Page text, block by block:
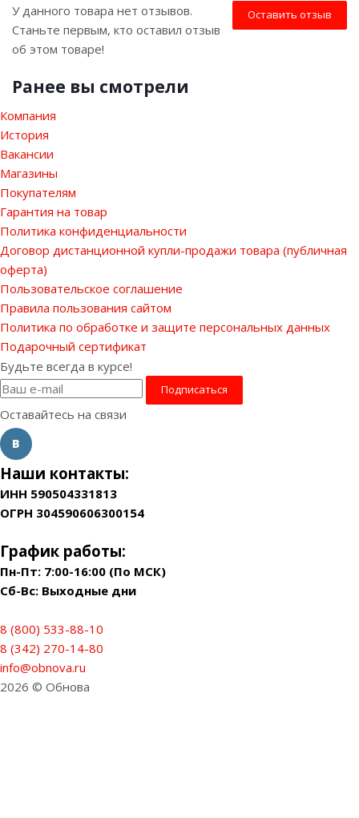
Оставить отзыв
У данного товара нет отзывов.
Станьте первым, кто оставил отзыв
об этом товаре!
Ранее вы смотрели
Компания
История
Вакансии
Магазины
Покупателям
Гарантия на товар
Политика конфиденциальности
Договор дистанционной купли-продажи товара (публичная
оферта)
Пользовательское соглашение
Правила пользования сайтом
Политика по обработке и защите персональных данных
Подарочный сертификат
Будьте всегда в курсе!
Оставайтесь на связи
Наши контакты:
ИНН 590504331813
ОГРН 304590606300154
График работы:
Пн-Пт: 7:00-16:00 (По МСК)
Сб-Вс: Выходные дни
8 (800) 533-88-10
8 (342) 270-14-80
info@obnova.ru
2026 © Обнова